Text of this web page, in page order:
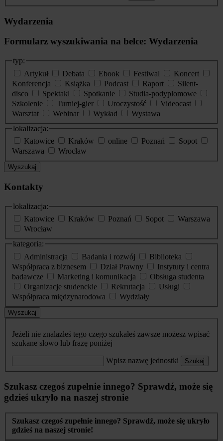
Wydarzenia
Formularz wyszukiwania na belce: Wydarzenia
typ:
Artykuł
Debata Ebook Festiwal
Koncert
Konferencja
Książka Podcast Raport
Silent-
disco
Spektakl Spotkanie
Studia-podyplomowe
Szkolenie
Turniej-gier Uroczystość
Videocast
Warsztat
Webinar Wykład
Wystawa
lokalizacja:
Katowice
Kraków online Poznań
Sopot
Warszawa
Wrocław
Wyszukaj
Kontakty
lokalizacja:
Katowice
Kraków Poznań Sopot
Warszawa
Wrocław
kategoria:
Administracja
Badania i rozwój
Biblioteka
Współpraca z biznesem
Dział Prawny
Instytuty i centra
badawcze
Marketing i komunikacja
Obsługa studenta
Organizacje studenckie
Rekrutacja
Usługi
Współpraca międzynarodowa
Wydziały
Wyszukaj
Jeżeli nie znalazłeś tego czego szukałeś zawsze możesz wpisać
szukane słowo lub frazę poniżej
Wpisz nazwę jednostki Szukaj
Szukasz czegoś zupełnie innego? Sprawdź, może się
gdzieś ukryło na naszej stronie
Szukasz czegoś zupełnie innego? Sprawdź, może się ukryło
gdzieś na naszej stronie!